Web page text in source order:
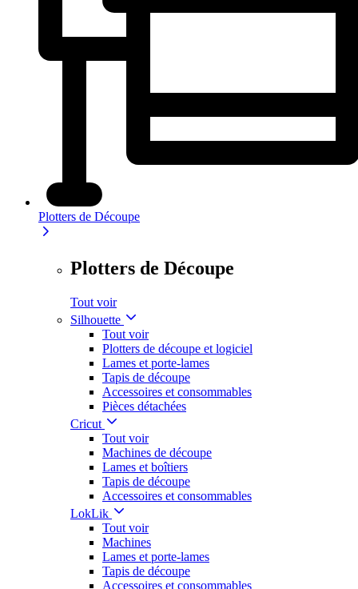
Plotters de Découpe
Plotters de Découpe
Tout voir
Silhouette
Tout voir
Plotters de découpe et logiciel
Lames et porte-lames
Tapis de découpe
Accessoires et consommables
Pièces détachées
Cricut
Tout voir
Machines de découpe
Lames et boîtiers
Tapis de découpe
Accessoires et consommables
LokLik
Tout voir
Machines
Lames et porte-lames
Tapis de découpe
Accessoires et consommables